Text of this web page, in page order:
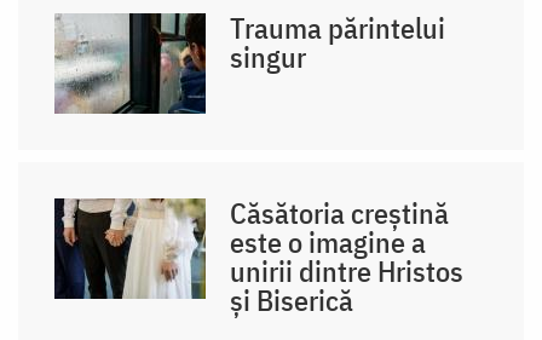
Trauma părintelui
singur
Căsătoria creștină
este o imagine a
unirii dintre Hristos
și Biserică